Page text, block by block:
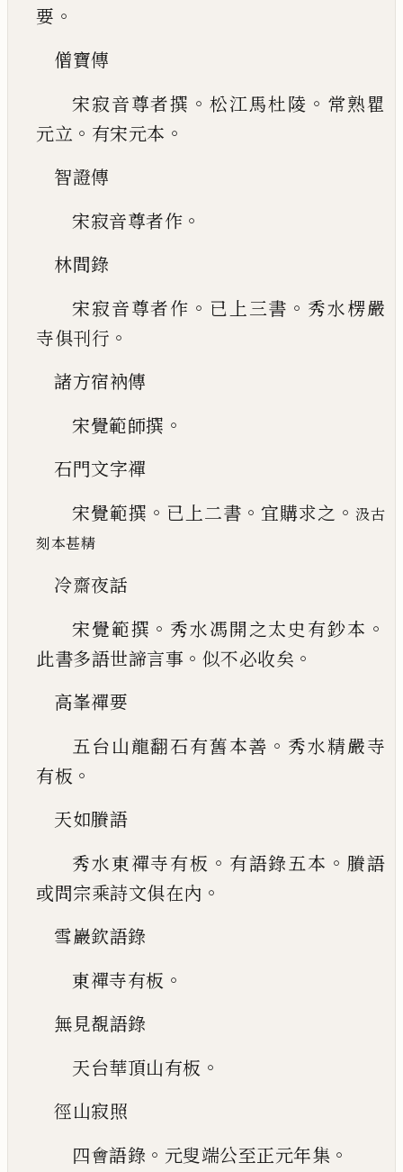
要 。
僧寶傳
宋寂音尊者撰 。 松江馬杜陵 。 常熟瞿
元立 。 有宋元本 。
智證傳
宋寂音尊者作 。
林間錄
宋寂音尊者作 。 已 上三書 。 秀水楞嚴
寺俱刊行 。
諸方宿衲傳
宋覺範師撰 。
石門文字禪
宋覺範撰 。 已上二書 。 宜購求之 。 汲古
刻本甚精
冷齋夜話
宋覺範撰 。 秀水馮開之太史有鈔本 。
此書多語世諦言事 。 似不必收矣 。
高峯禪要
五台山龍翻石有舊本善 。 秀水精嚴寺
有板 。
天如賸語
秀水東禪寺有板 。 有語錄五本 。 賸語
或問宗乘詩文俱在內 。
雪巖欽語錄
東禪寺有板 。
無見覩語錄
天台華頂山有板 。
徑山寂照
四會語錄 。 元叟端公至正元年集 。